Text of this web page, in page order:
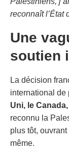
reconnaît l’État
Une
soutien
La décision
international de
Uni, le
reconnu la
plus tôt,
même.